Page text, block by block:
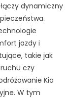
dynamiczny
jazdy i
takie jak
czy
Kia
W tym